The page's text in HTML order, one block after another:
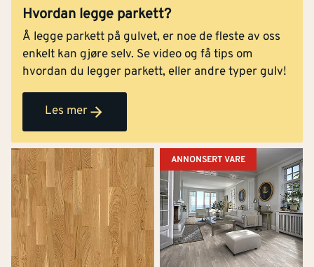
Hvordan legge parkett?
Å legge parkett på gulvet, er noe de fleste av oss
enkelt kan gjøre selv. Se video og få tips om
hvordan du legger parkett, eller andre typer gulv!
Les mer
ANNONSERT VARE